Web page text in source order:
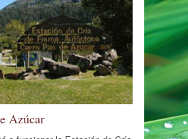
Azúcar